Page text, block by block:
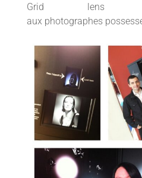
Grid lens et
aux photographes